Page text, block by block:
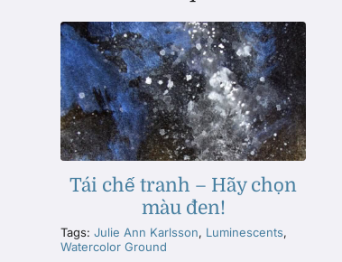
Tái chế tranh – Hãy chọn
màu đen!
Tags:Julie Ann Karlsson, Luminescents,
Watercolor Ground